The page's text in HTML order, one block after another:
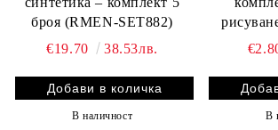
броя (RMEN-SET882)
€19.70
38.53лв.
В наличност В